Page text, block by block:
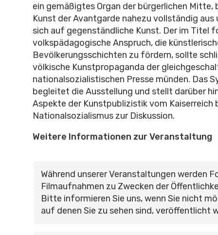
ein gemäßigtes Organ der bürgerlichen Mitte,
Kunst der Avantgarde nahezu vollständig aus
sich auf gegenständliche Kunst. Der im Titel
volkspädagogische Anspruch, die
Bevölkerungsschichten zu fördern, sollte
völkische Kunstpropaganda der
nationalsozialistischen Presse münden. Das
begleitet die Ausstellung und stellt darüber
Aspekte der Kunstpublizistik vom Kaiserreich
Nationalsozialismus zur Diskussion.
Weitere Informationen zur Veranstaltung
Während unserer Veranstaltungen werden
Filmaufnahmen zu Zwecken der
Bitte informieren Sie uns, wenn Sie nicht
auf denen Sie zu sehen sind, veröffentlicht